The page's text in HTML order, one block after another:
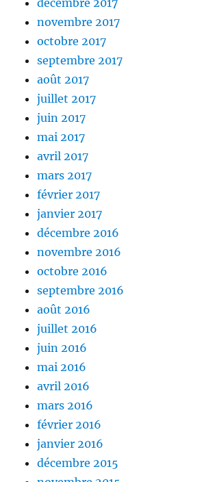
décembre 2017
novembre 2017
octobre 2017
septembre 2017
août 2017
juillet 2017
juin 2017
mai 2017
avril 2017
mars 2017
février 2017
janvier 2017
décembre 2016
novembre 2016
octobre 2016
septembre 2016
août 2016
juillet 2016
juin 2016
mai 2016
avril 2016
mars 2016
février 2016
janvier 2016
décembre 2015